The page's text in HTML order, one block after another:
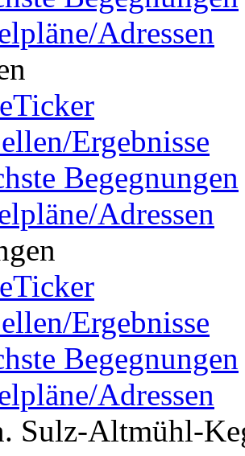
Adressen
Ergebnisse
Begegnungen
Adressen
Ergebnisse
Begegnungen
Adressen
Sulz-Altmühl-